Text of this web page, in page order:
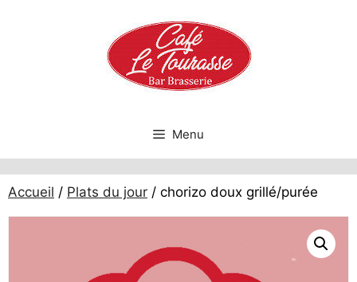
Menu
Accueil / Plats du jour / chorizo doux grillé/purée